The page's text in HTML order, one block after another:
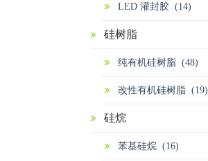
LED 灌封胶 (14)
硅树脂
纯有机硅树脂 (48)
改性有机硅树脂 (19)
硅烷
苯基硅烷 (16)